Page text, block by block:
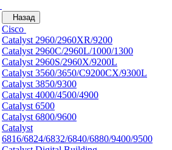
Назад
Cisco
Catalyst 2960/2960XR/9200
Catalyst 2960C/2960L/1000/1300
Catalyst 2960S/2960X/9200L
Catalyst 3560/3650/C9200CX/9300L
Catalyst 3850/9300
Catalyst 4000/4500/4900
Catalyst 6500
Catalyst 6800/9600
Catalyst
6816/6824/6832/6840/6880/9400/9500